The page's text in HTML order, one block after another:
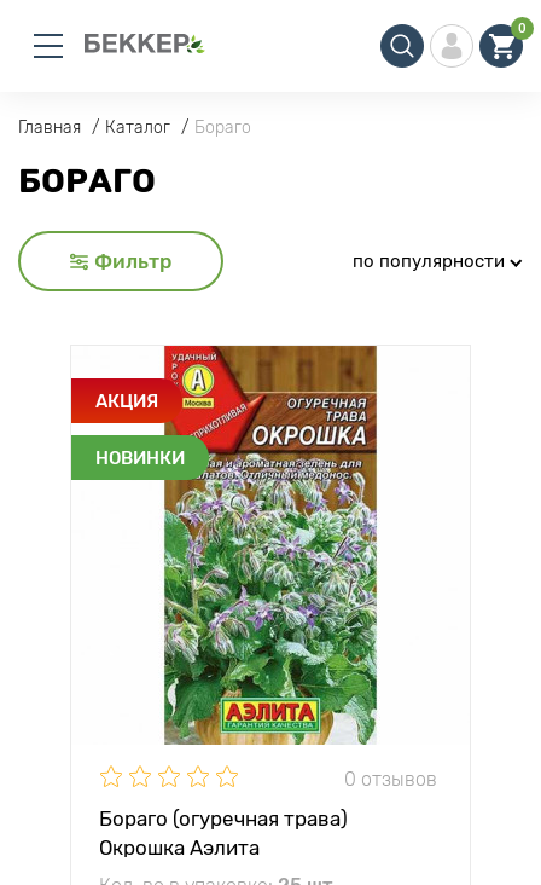
0
Главная Каталог Бораго
БОРАГО
Фильтр по популярности
АКЦИЯ
НОВИНКИ
0 отзывов
Бораго (огуречная трава)
Окрошка Аэлита